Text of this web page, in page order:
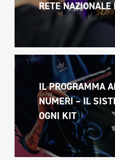
RETE
IL PROGRAMMA
NUMERI – IL
OGNI KIT